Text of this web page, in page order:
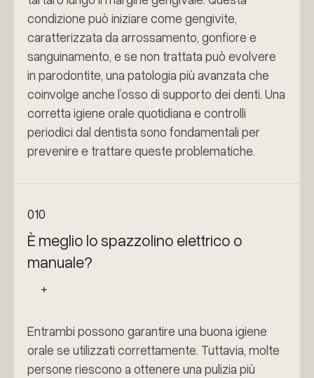
condizione può iniziare come gengivite,
caratterizzata da arrossamento, gonfiore e
sanguinamento, e se non trattata può evolvere
in parodontite, una patologia più avanzata che
coinvolge anche l’osso di supporto dei denti. Una
corretta igiene orale quotidiana e controlli
periodici dal dentista sono fondamentali per
prevenire e trattare queste problematiche.
010
È meglio lo spazzolino elettrico o
manuale?
Entrambi possono garantire una buona igiene
orale se utilizzati correttamente. Tuttavia, molte
persone riescono a ottenere una pulizia più